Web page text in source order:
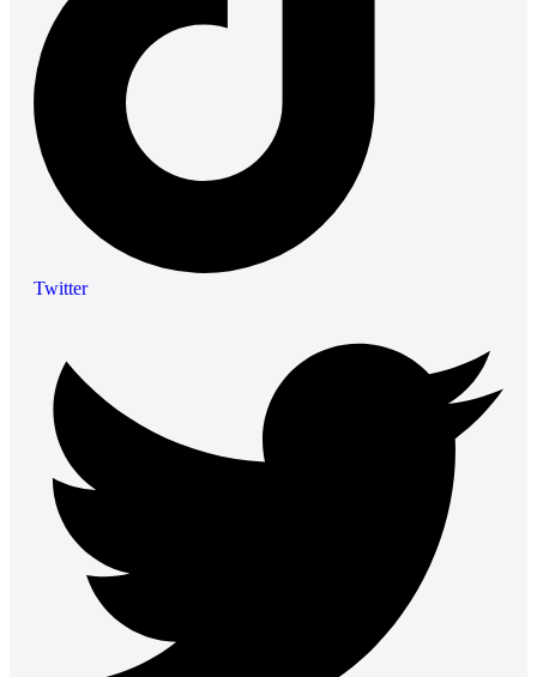
Twitter